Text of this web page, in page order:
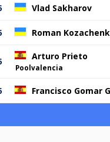
Vlad Sakharov
Roman
Arturo Prieto
Poolvalencia
Francisco Gomar